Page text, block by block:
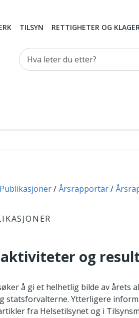
TILSYN RETTIGHETER OG
Hva leter du etter?
Publikasjoner Årsrapportar
aktiviteter og
å gi et helhetlig bilde av årets
statsforvalterne. Ytterligere
fra Helsetilsynet og i